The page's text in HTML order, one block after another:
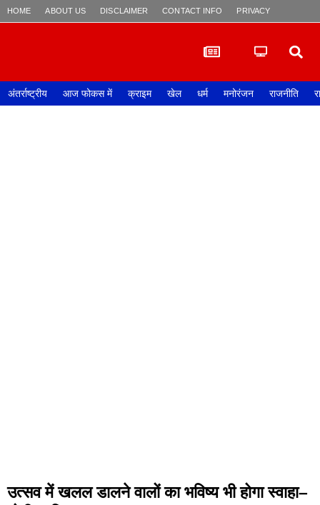
HOME ABOUT US DISCLAIMER CONTACT INFO PRIVACY POLICY
अंतर्राष्ट्रीय आज फोकस में क्राइम खेल धर्म मनोरंजन राजनीति
उत्सव में खलल डालने वालों का भविष्य भी होगा स्वाहा–